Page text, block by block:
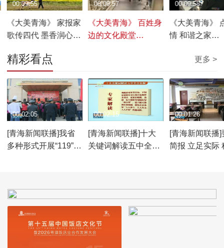
《大美青海》 家报家
歌传四代 墨香润心阖
00:09:55
《大美青海》 百姓身
边的文化殿堂
00:09:57
《大美青海》
情 和谐之家
00:09:58
精彩看点 更多 >
[青海新闻联播]我省
多种形式开展“119”消
00:02:05
[青海新闻联播]十大
关键词解读五中全会
00:02:15
[青海新闻联播]
简报 立足实际
00:01:26